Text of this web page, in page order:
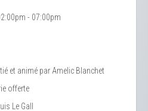
- 07:00pm
et animé par Amelic Blanchet
offerte
Le Gall